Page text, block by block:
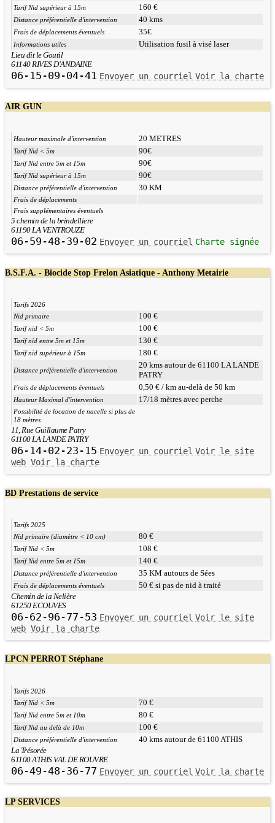
Tarif Nid supérieur à 15m 160 €
Distance préférentielle d'intervention 40 kms
Frais de déplacements éventuels 35€
Informations utiles Utilisation fusil à visé laser
Lieu dit le Goutil
61140 RIVES D'ANDAINE
06-15-09-04-41 Envoyer un courriel Voir la charte
AIR GUN
Hauteur maximale d'intervention 20 METRES
Tarif Nid < 5m 90€
Tarif Nid entre 5m et 15m 90€
Tarif Nid supérieur à 15m 90€
Distance préférentielle d'intervention 30 KM
Frais de déplacements
Frais supplémentaires éventuels
5 chemin de la brindelliere
61190 LA VENTROUZE
06-59-48-39-02 Envoyer un courriel Charte signée
B.S.F.A. - Biocide Stop Frelon Asiatique - Anthony Metairie
Tarifs 2026
Nid primaire
100 €
Tarif nid < 5m 100 €
Tarif nid entre 5m et 15m 130 €
Tarif nid supérieur à 15m 180 €
Distance préférentielle d'intervention
20 kms autour de 61100 LA LANDE
PATRY
Frais de déplacements éventuels 0,50 € / km au-delà de 50 km
Hauteur Maximal d'intervention 17/18 mètres avec perche
Possibilité de location de nacelle si plus de
18 mètres
11, Rue Guillaume Patry
61100 LA LANDE PATRY
06-14-02-23-15 Envoyer un courriel Voir le site
web Voir la charte
BD Prestations de service
Tarifs 2025
Nid primaire (diamètre < 10 cm)
80 €
Tarif Nid < 5m 108 €
Tarif Nid entre 5m et 15m 140 €
Distance préférentielle d'intervention 35 KM autours de Sées
Frais de déplacements éventuels 50 € si pas de nid à traité
Chemin de la Nelière
61250 ECOUVES
06-62-96-77-53 Envoyer un courriel Voir le site
web Voir la charte
LPCN PERROT Stéphane
Tarifs 2026
Tarif Nid < 5m
70 €
Tarif Nid entre 5m et 10m 80 €
Tarif Nid au delà de 10m 100 €
Distance préférentielle d'intervention 40 kms autour de 61100 ATHIS
La Trésorée
61100 ATHIS VAL DE ROUVRE
06-49-48-36-77 Envoyer un courriel Voir la charte
LP SERVICES